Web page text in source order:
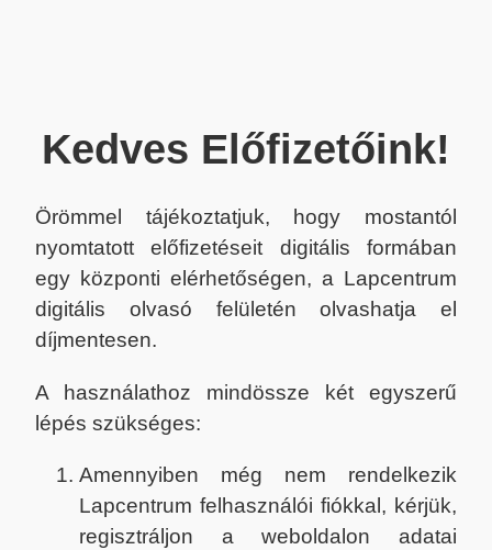
Kedves Előfizetőink!
Örömmel tájékoztatjuk, hogy mostantól
nyomtatott előfizetéseit digitális formában
egy központi elérhetőségen, a Lapcentrum
digitális olvasó felületén olvashatja el
díjmentesen.
A használathoz mindössze két egyszerű
lépés szükséges:
Amennyiben még nem rendelkezik
Lapcentrum felhasználói fiókkal, kérjük,
regisztráljon a weboldalon adatai